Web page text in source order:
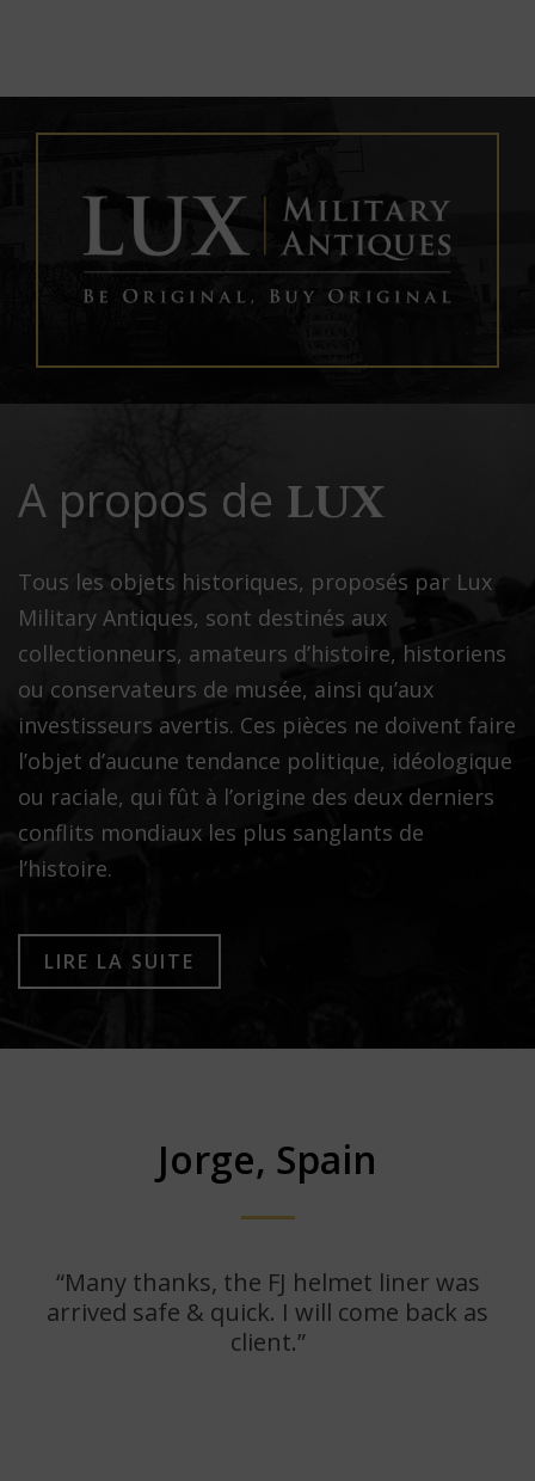
A propos de LUX
Tous les objets historiques, proposés par Lux
Military Antiques, sont destinés aux
collectionneurs, amateurs d’histoire, historiens
ou conservateurs de musée, ainsi qu’aux
investisseurs avertis. Ces pièces ne doivent faire
l’objet d’aucune tendance politique, idéologique
ou raciale, qui fût à l’origine des deux derniers
conflits mondiaux les plus sanglants de
l’histoire.
LIRE LA SUITE
Jorge, Spain
“Many thanks, the FJ helmet liner was
arrived safe & quick. I will come back as
client.”